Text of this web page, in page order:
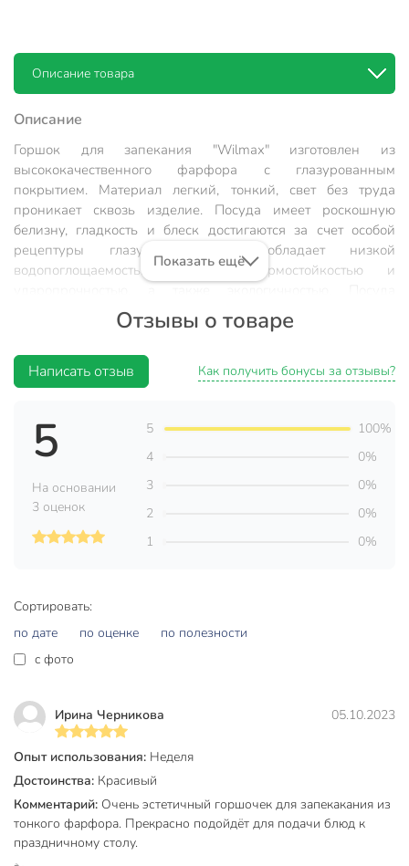
Описание товара
Описание
Горшок для запекания "Wilmax" изготовлен из
высококачественного фарфора с глазурованным
покрытием. Материал легкий, тонкий, свет без труда
проникает сквозь изделие. Посуда имеет роскошную
белизну, гладкость и блеск достигаются за счет особой
рецептуры глазури. Изделие обладает низкой
водопоглощаемостью, высокой термостойкостью и
долговечна и рассчитана на постоянное интенсивное
использование. Гладкая непористая поверхность
исключает проникновение бактерий, изделие не будет
впитывать посторонние запахи и сохранит
первоначальный цвет.
Такой горшок идеален для запекания рыбы, мяса, овощей,
приготовления жаркое, жульена и других блюд. Снабжен
двумя ручками и крышкой.
Характеристики:
Можно использовать в микроволновой печи и
Ширина (с учетом ручек): 15 см;
Высота (без учета крышки): 6 см;
Цвет: белый;
оригинальный дизайн придется по вкусу и ценителям
классики, и тем, кто предпочитает утонченность и
изысканность.
Техническая информация
Количество в наборе, шт
1 шт
Объем, л
Показать ещё
Отзывы о товаре
Написать отзыв Как получить бонусы за отзывы?
Сортировать:
по дате
по оценке
по полезности
c фото
Ирина Черникова 05.10.2023
Опыт использования: Неделя
Достоинства: Красивый
Комментарий: Очень эстетичный горшочек для запекакания из
тонкого фарфора. Прекрасно подойдёт для подачи блюд к
праздничному столу.
5
На основании
3 оценок
5
100%
4
0%
3
0%
2
0%
1
0%